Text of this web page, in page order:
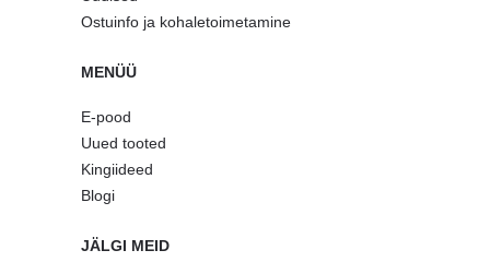
Ostuinfo ja kohaletoimetamine
MENÜÜ
E-pood
Uued tooted
Kingiideed
Blogi
JÄLGI MEID